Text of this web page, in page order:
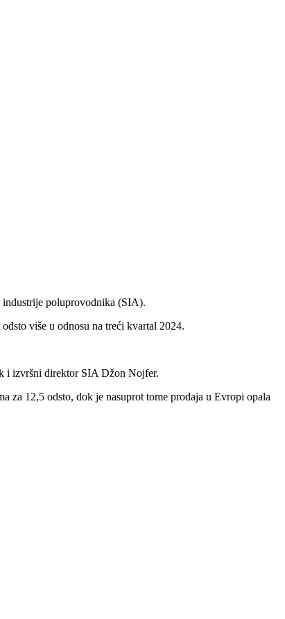
industrije poluprovodnika (SIA).
više u odnosu na treći kvartal 2024.
i izvršni direktor SIA Džon Nojfer.
za 12,5 odsto, dok je nasuprot tome prodaja u Evropi opala